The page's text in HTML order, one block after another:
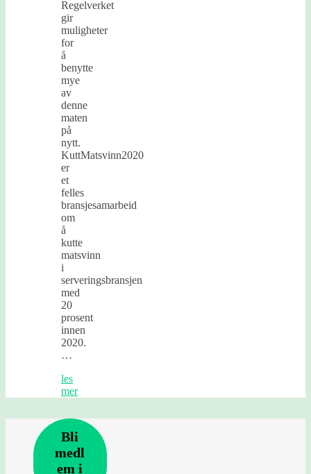
Regelverket
gir
muligheter
for
å
benytte
mye
av
denne
maten
på
nytt.
KuttMatsvinn2020
er
et
felles
bransjesamarbeid
om
å
kutte
matsvinn
i
serveringsbransjen
med
20
prosent
innen
2020.
…
les
mer
Bli
medl
em i